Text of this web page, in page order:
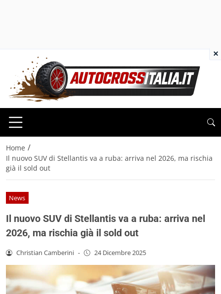
Home /
Il nuovo SUV di Stellantis va a ruba: arriva nel 2026, ma rischia
già il sold out
News
Il nuovo SUV di Stellantis va a ruba: arriva nel
2026, ma rischia già il sold out
Christian Camberini - 24 Dicembre 2025
×